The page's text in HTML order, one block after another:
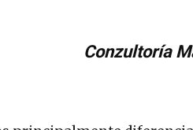
Conzultoría